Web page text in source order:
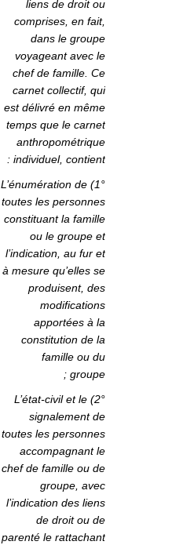
liens de droit ou
comprises, en fait,
dans le groupe
voyageant avec le
chef de famille. Ce
carnet collectif, qui
est délivré en même
temps que le carnet
anthropométrique
individuel, contient :
1°) L’énumération de
toutes les personnes
constituant la famille
ou le groupe et
l’indication, au fur et
à mesure qu’elles se
produisent, des
modifications
apportées à la
constitution de la
famille ou du
groupe ;
2°) L’état-civil et le
signalement de
toutes les personnes
accompagnant le
chef de famille ou de
groupe, avec
l’indication des liens
de droit ou de
parenté le rattachant